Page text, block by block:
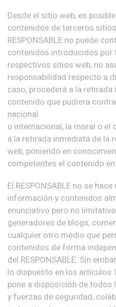
Desde el sitio web, es
contenidos de terceros
RESPONSABLE no puede
contenidos introducidos por
respectivos sitios web, no
responsabilidad respecto a
caso, procederá a la
contenido que pudiera
nacional
o internacional, la moral o el
a la retirada inmediata de la
web, poniendo en
competentes el contenido
El RESPONSABLE no se
información y contenidos
enunciativo pero no
generadores de blogs,
cualquier otro medio que
contenidos de forma
del RESPONSABLE. Sin
lo dispuesto en los artículos
pone a disposición de todos
y fuerzas de seguridad,